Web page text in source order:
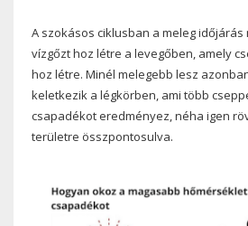
A szokásos ciklusban a meleg
vízgőzt hoz létre a levegőben, amely
hoz létre. Minél melegebb lesz
keletkezik a légkörben, ami több
csapadékot eredményez, néha igen
területre összpontosulva.